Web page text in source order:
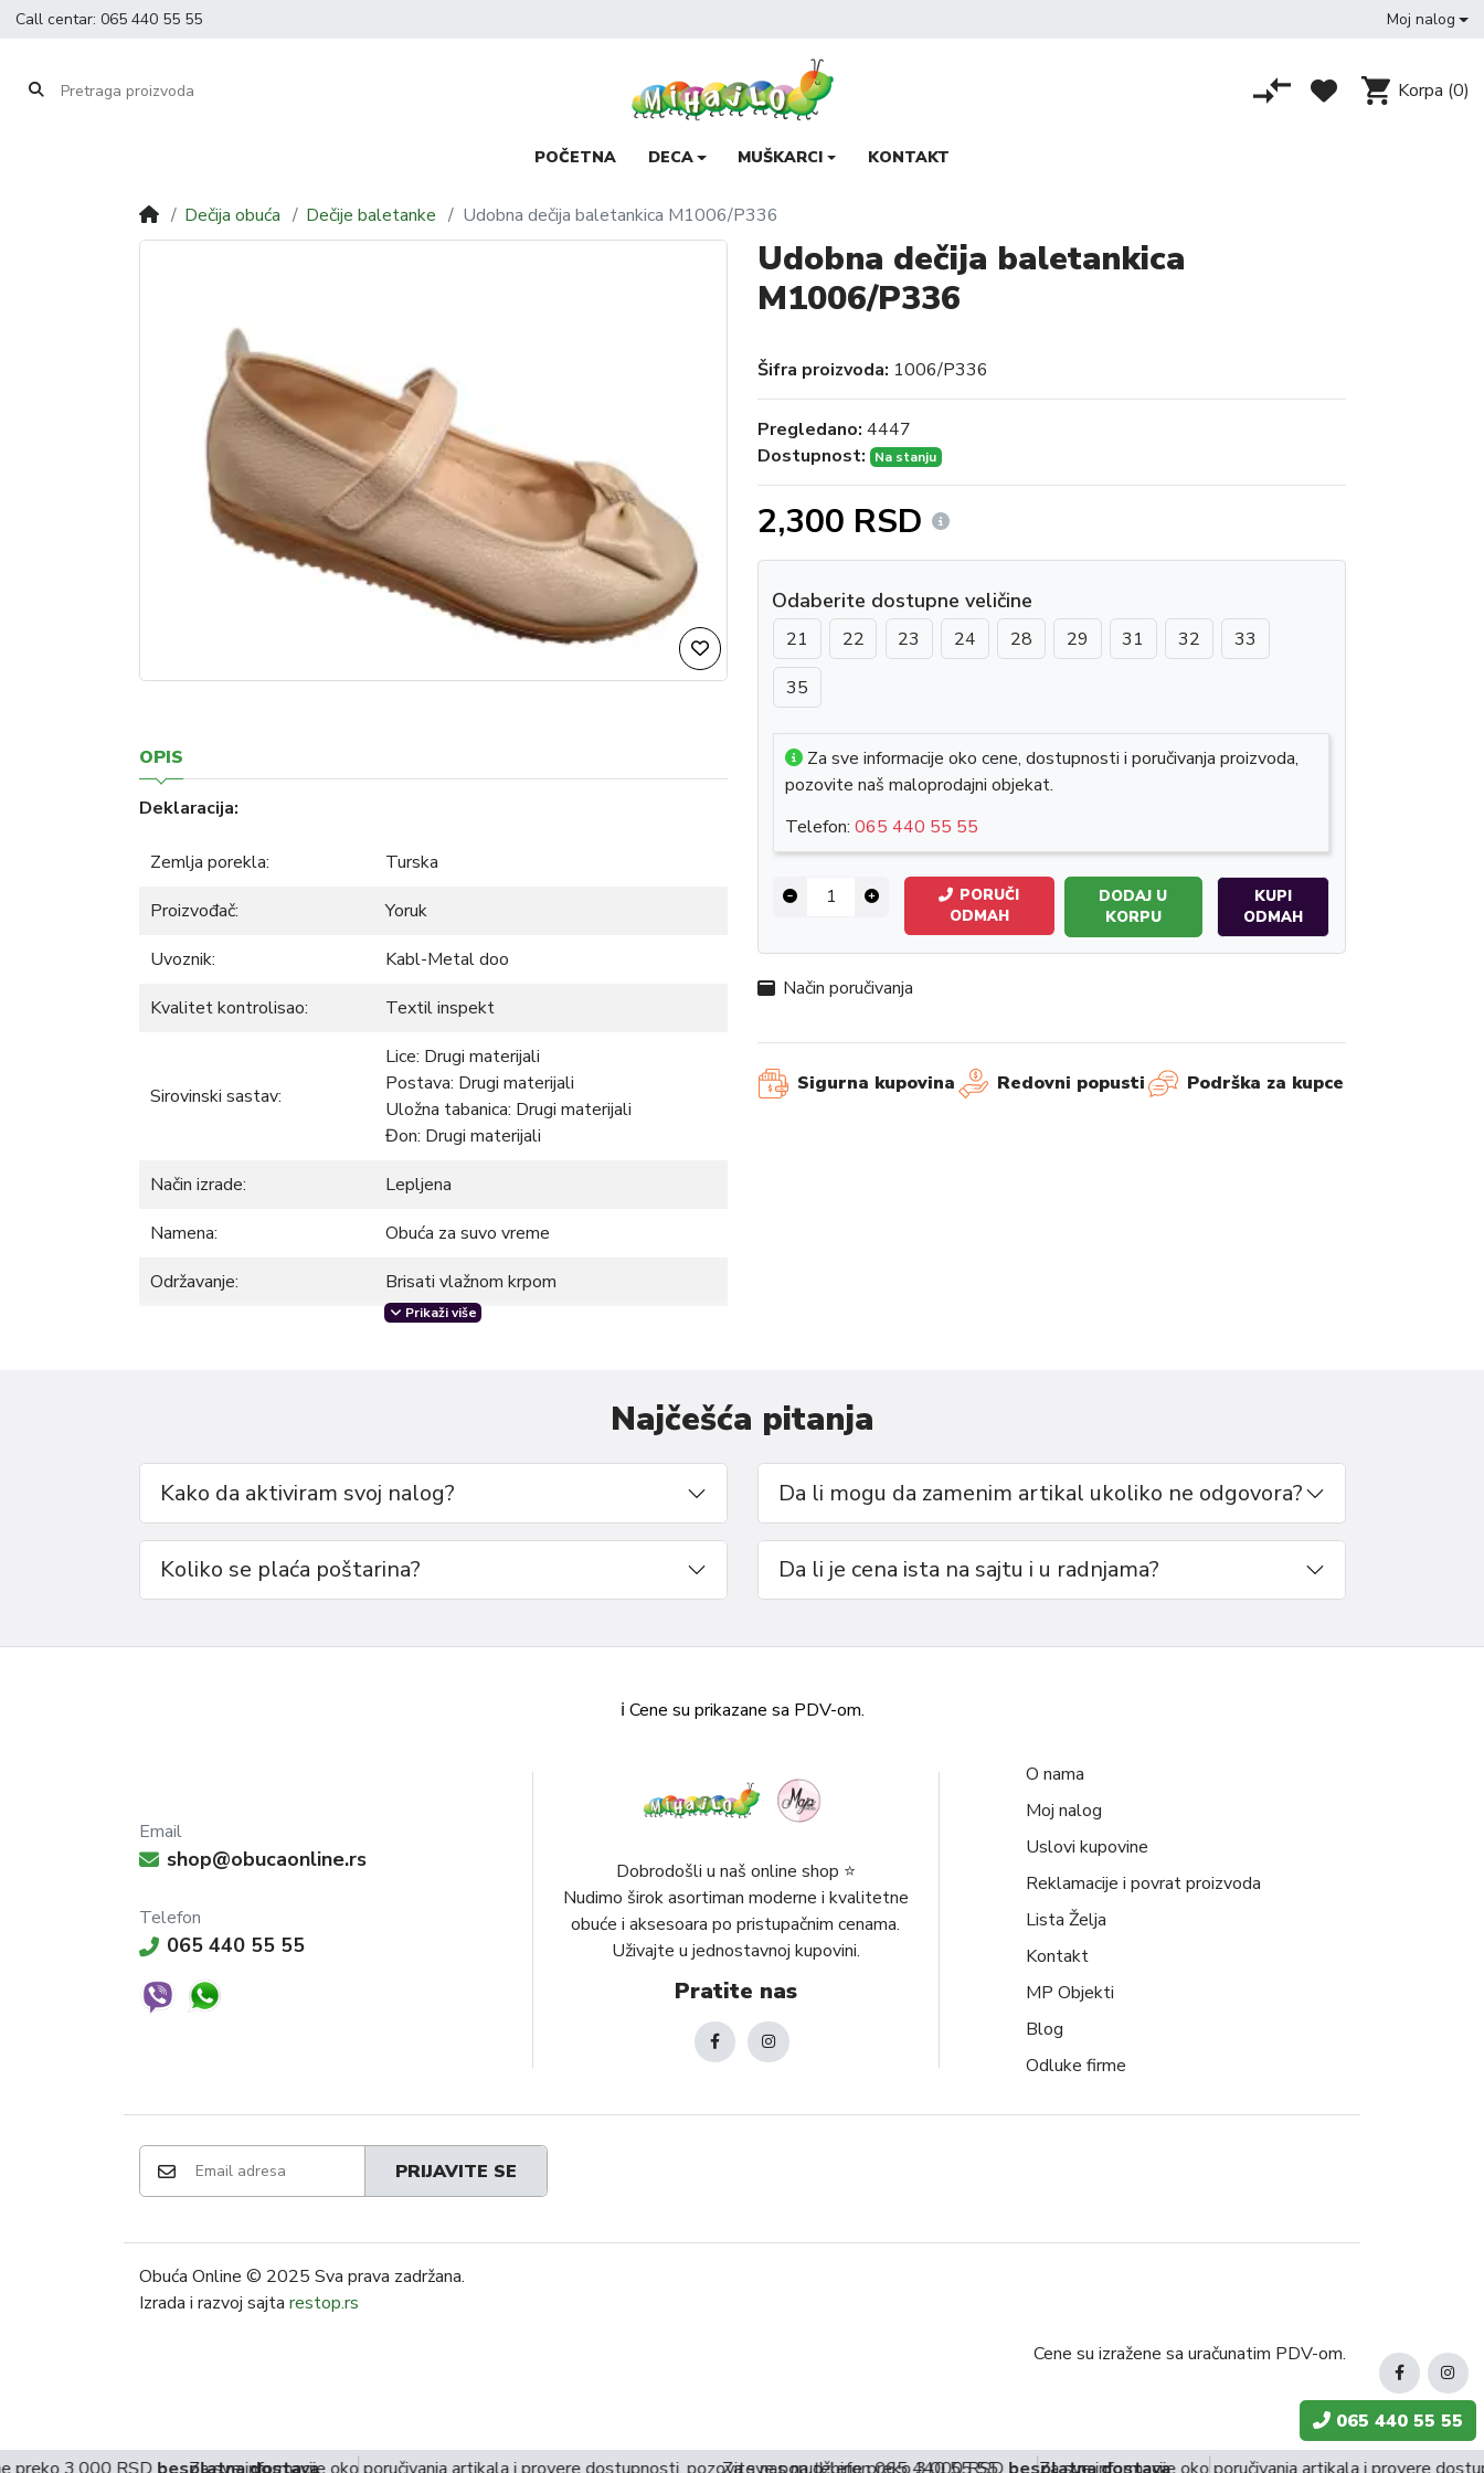
Call centar: 065 440 55 55 Moj nalog
Korpa (0)
POČETNA DECA MUŠKARCI KONTAKT
Dečija obuća Dečije baletanke Udobna dečija baletankica M1006/P336
OPIS
Deklaracija:
Zemlja porekla:
Turska
Proizvođač:
Yoruk
Uvoznik:
Kabl-Metal doo
Kvalitet kontrolisao:
Textil inspekt
Sirovinski sastav:
Lice: Drugi materijali
Postava: Drugi materijali
Uložna tabanica: Drugi materijali
Đon: Drugi materijali
Način izrade:
Lepljena
Namena:
Obuća za suvo vreme
Održavanje:
Brisati vlažnom krpom
Razmer:
21-36
Prikaži više
Udobna dečija baletankica
M1006/P336
Šifra proizvoda: 1006/P336
Pregledano: 4447
Dostupnost:
Na stanju
2,300 RSD
Odaberite dostupne veličine
21 22 23 24 28 29 31 32
33
35
DODAJ U
KORPU
KUPI
ODMAH
PORUČI
ODMAH
Za sve informacije oko cene, dostupnosti i poručivanja proizvoda,
pozovite naš maloprodajni objekat.
Telefon: 065 440 55 55
Način poručivanja
Sigurna kupovina Redovni popusti Podrška za kupce
Najčešća pitanja
Kako da aktiviram svoj nalog? Da li mogu da zamenim artikal ukoliko ne odgovora?
Koliko se plaća poštarina? Da li je cena ista na sajtu i u radnjama?
ℹ️ Cene su prikazane sa PDV-om.
Email
shop@obucaonline.rs
Telefon
065 440 55 55
Dobrodošli u naš online shop ⭐️
Nudimo širok asortiman moderne i kvalitetne
obuće i aksesoara po pristupačnim cenama.
Uživajte u jednostavnoj kupovini.
Pratite nas
O nama
Moj nalog
Uslovi kupovine
Reklamacije i povrat proizvoda
Lista Želja
Kontakt
MP Objekti
Blog
Odluke firme
PRIJAVITE SE
Obuća Online © 2025 Sva prava zadržana.
Izrada i razvoj sajta restop.rs
Cene su izražene sa uračunatim PDV-om.
065 440 55 55